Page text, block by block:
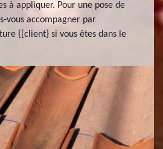
à appliquer. Pour une pose de
vous accompagner par
{[client} si vous êtes dans le